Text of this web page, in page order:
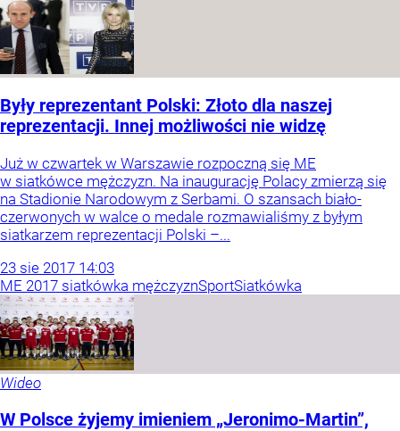
Były reprezentant Polski: Złoto dla naszej
reprezentacji. Innej możliwości nie widzę
Już w czwartek w Warszawie rozpoczną się ME
w siatkówce mężczyzn. Na inaugurację Polacy zmierzą się
na Stadionie Narodowym z Serbami. O szansach biało-
czerwonych w walce o medale rozmawialiśmy z byłym
siatkarzem reprezentacji Polski –...
23 sie 2017 14:03
ME 2017 siatkówka mężczyznSportSiatkówka
Wideo
W Polsce żyjemy imieniem „Jeronimo-Martin”,